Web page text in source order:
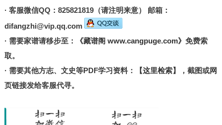
· 客服微信QQ：825821819（请注明来意） 邮箱：
difangzhi@vip.qq.com
· 需要家谱请移步至：
《藏谱阁 www.cangpuge.com》 免费索
取。
· 需要其他方志、文史等PDF学习资料：
【这里检索】
，截图或网
页链接发给客服代寻。